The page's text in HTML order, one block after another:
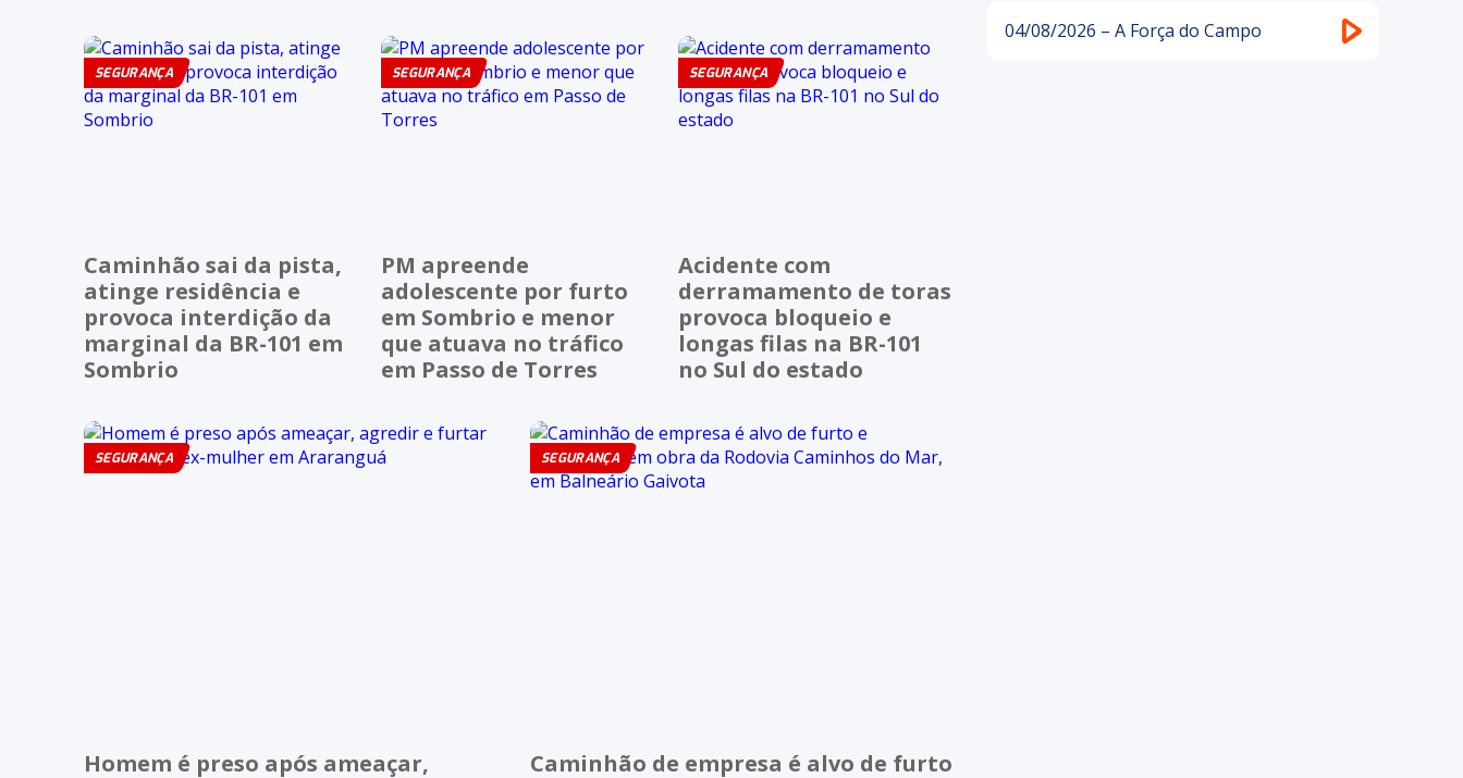
SEGURANÇA
Caminhão sai da pista,
atinge residência e
provoca interdição da
marginal da BR-101 em
Sombrio
SEGURANÇA
PM apreende
adolescente por furto
em Sombrio e menor
que atuava no tráfico
em Passo de Torres
SEGURANÇA
Acidente com
derramamento de toras
provoca bloqueio e
longas filas na BR-101
no Sul do estado
SEGURANÇA
Homem é preso após ameaçar,
SEGURANÇA
Caminhão de empresa é alvo de furto
04/08/2026 – A Força do Campo